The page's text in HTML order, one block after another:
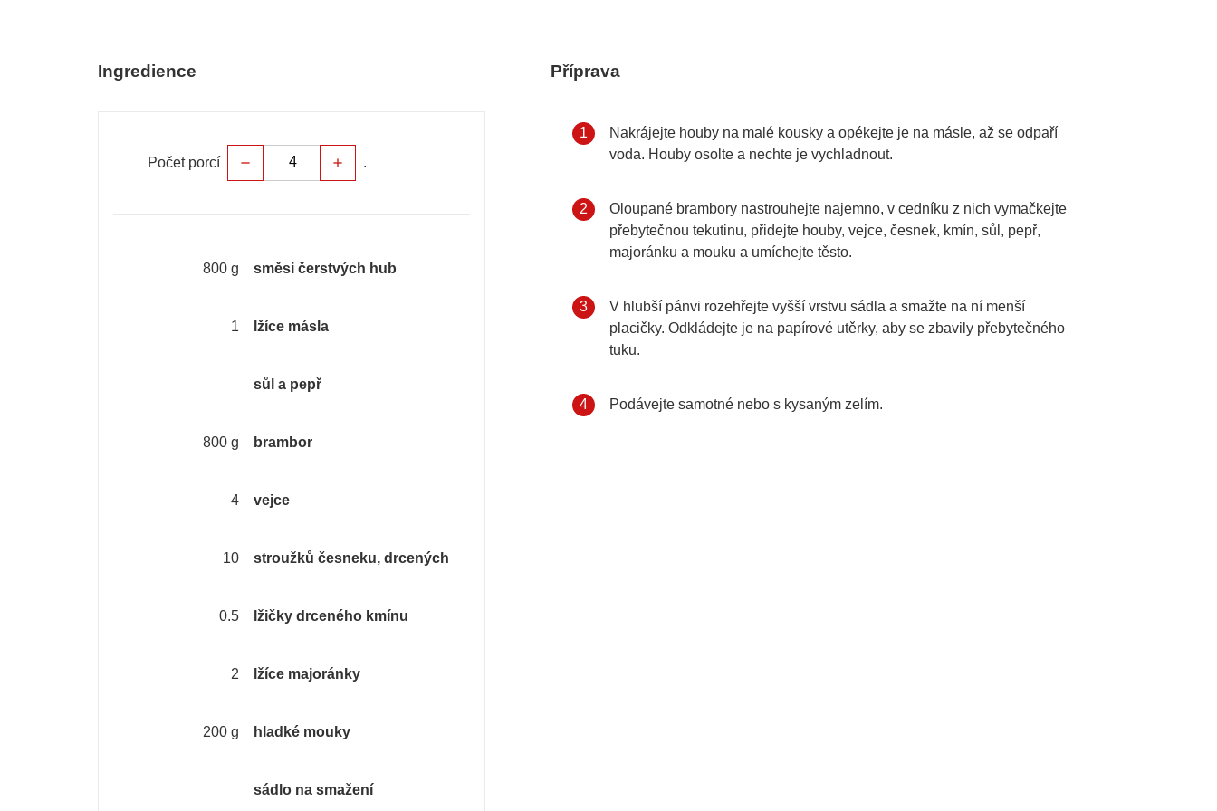
Ingredience
Počet porcí remove add .
800 g směsi čerstvých hub
1 lžíce másla
sůl a pepř
800 g brambor
4 vejce
10 stroužků česneku, drcených
0.5 lžičky drceného kmínu
2 lžíce majoránky
200 g hladké mouky
sádlo na smažení
Příprava
1 Krok 1
Nakrájejte houby na malé kousky a opékejte je na másle, až se odpaří
voda. Houby osolte a nechte je vychladnout.
2 Krok 2
Oloupané brambory nastrouhejte najemno, v cedníku z nich vymačkejte
přebytečnou tekutinu, přidejte houby, vejce, česnek, kmín, sůl, pepř,
majoránku a mouku a umíchejte těsto.
3 Krok 3
V hlubší pánvi rozehřejte vyšší vrstvu sádla a smažte na ní menší
placičky. Odkládejte je na papírové utěrky, aby se zbavily přebytečného
tuku.
4 Krok 4
Podávejte samotné nebo s kysaným zelím.